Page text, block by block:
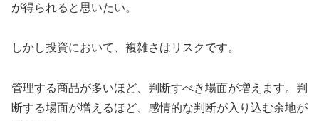
が得られると思いたい。
しかし投資において、複雑さはリスクです。
管理する商品が多いほど、判断すべき場面が増えます。判
断する場面が増えるほど、感情的な判断が入り込む余地が